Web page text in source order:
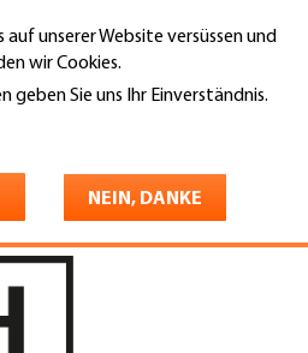
unserer Website versüssen und
wir Cookies.
Sie uns Ihr Einverständnis.
NEIN, DANKE
AG